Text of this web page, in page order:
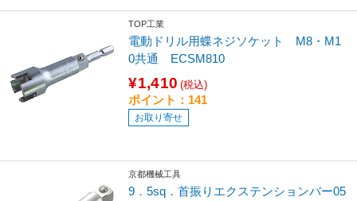
TOP工業
電動ドリル用蝶ネジソケット M8・M1
0共通 ECSM810
¥1,410 (税込)
ポイント：141
お取り寄せ
京都機械工具
9．5sq．首振りエクステンションバー05